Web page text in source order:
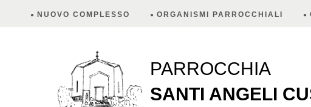
NUOVO COMPLESSO ORGANISMI PARROCCHIALI
PARROCCHIA
SANTI ANGELI